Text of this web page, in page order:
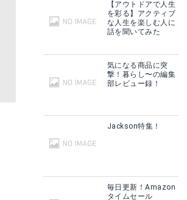
【アウトドアで人生
を彩る】アクティブ
な人生を楽しむ人に
話を聞いてみた
気になる商品に突
撃！暮らし〜の編集
部レビュー録！
Jackson特集！
毎日更新！Amazon
タイムセール